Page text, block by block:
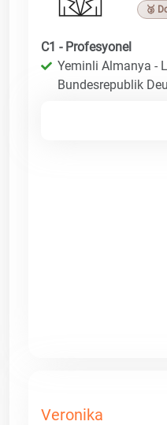
🥉
C1 - Profesyonel
Yeminli Almanya -
Bundesrepublik
Veronika